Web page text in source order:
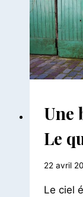
BALADES
BALADES
Une
Le
Par
Petit
22 avril
Le ciel